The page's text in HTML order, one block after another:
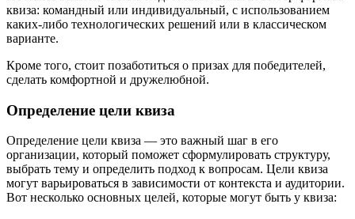
квиза: командный или индивидуальный, с использованием
каких-либо технологических решений или в классическом
варианте.
Кроме того, стоит позаботиться о призах для победителей,
сделать комфортной и дружелюбной.
Определение цели квиза
Определение цели квиза — это важный шаг в его
организации, который поможет сформулировать структуру,
выбрать тему и определить подход к вопросам. Цели квиза
могут варьироваться в зависимости от контекста и аудитории.
Вот несколько основных целей, которые могут быть у квиза: